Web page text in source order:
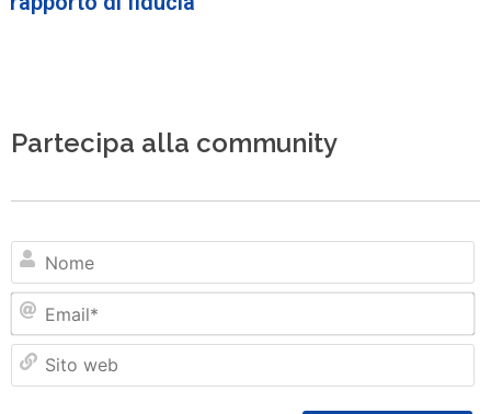
Partecipa alla community